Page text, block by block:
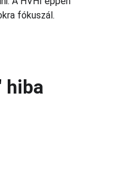
fókuszál.
hiba